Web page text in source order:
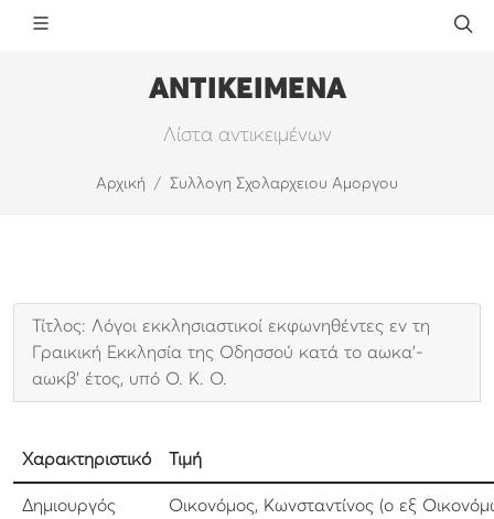
ΑΝΤΙΚΕΙΜΕΝΑ
Λίστα αντικειμένων
Αρχική Συλλογη Σχολαρχειου Αμοργου
Τίτλος: Λόγοι εκκλησιαστικοί εκφωνηθέντες εν τη
Γραικική Εκκλησία της Οδησσού κατά το αωκα'-
αωκβ' έτος, υπό Ο. Κ. Ο.
Χαρακτηριστικό Τιμή
Δημιουργός Οικονόμος, Κωνσταντίνος (ο εξ